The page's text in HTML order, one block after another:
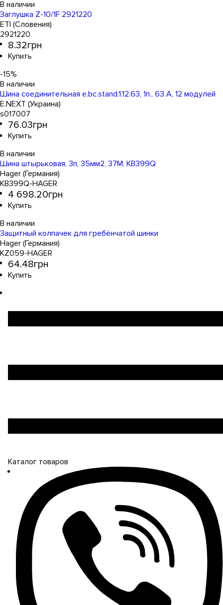
Заглушка Z-10/1F 2921220
ETI (Словения)
2921220
8.32грн
-15%
Шина соединительная е.bc.stand.1.12.63, 1п., 63 А, 12 модулей
E.NEXT (Украина)
s017007
76.03грн
Шина штырьковая, 3п, 35мм2, 37M, KB399Q
Hager (Германия)
KB399Q-HAGER
4 698.20грн
Защитный колпачек для гребёнчатой шинки
Hager (Германия)
KZ059-HAGER
64.48грн
Каталог товаров